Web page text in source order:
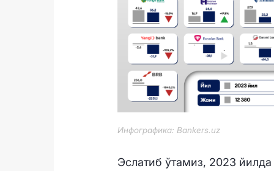
Инфографика: Bankers.uz
Эслатиб ўтамиз, 2023